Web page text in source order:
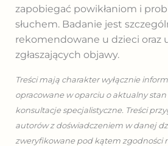
zapobiegać powikłaniom i
słuchem. Badanie jest
rekomendowane u dzieci oraz
zgłaszających objawy.
Treści mają charakter wyłącznie
opracowane w oparciu o aktualny stan
konsultacje specjalistyczne. Treści
autorów z doświadczeniem w danej
zweryfikowane pod kątem zgodności